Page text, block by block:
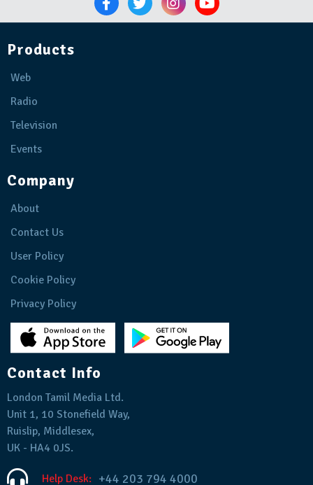
Products
Web
Radio
Television
Events
Company
About
Contact Us
User Policy
Cookie Policy
Privacy Policy
Contact Info
London Tamil Media Ltd.
Unit 1, 10 Stonefield Way,
Ruislip, Middlesex,
UK - HA4 0JS.
Help Desk: +44 203 794 4000